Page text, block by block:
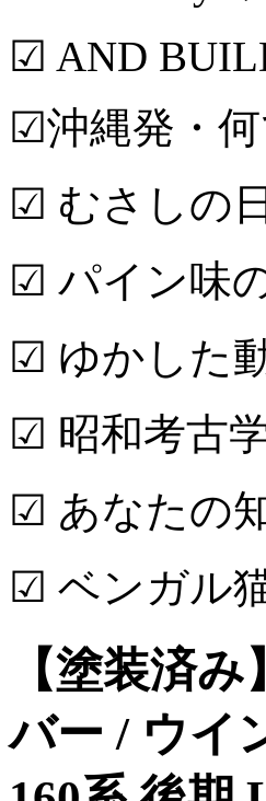
☑ AND
☑沖縄発・何
☑ むさしの
☑ パイン味
☑ ゆかした
☑ 昭和考古
☑ あなたの
☑ ベンガル
【塗装済
バー / ウイ